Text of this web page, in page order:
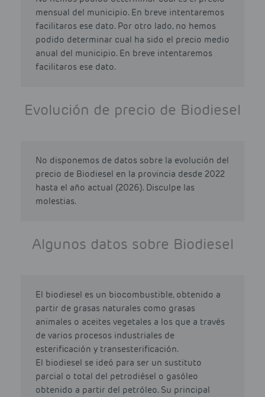
mensual del municipio. En breve intentaremos
facilitaros ese dato. Por otro lado, no hemos
podido determinar cual ha sido el precio medio
anual del municipio. En breve intentaremos
facilitaros ese dato.
Evolución de precio de Biodiesel
No disponemos de datos sobre la evolución del
precio de Biodiesel en la provincia desde 2022
hasta el año actual (2026). Disculpe las
molestias.
Algunos datos sobre Biodiesel
El biodiesel es un biocombustible, obtenido a
partir de grasas naturales como grasas
animales o aceites vegetales a los que a través
de varios procesos industriales de
esterificación y transesterificación.
El biodiesel se ideó para ser un sustituto
parcial o total del petrodiésel o gasóleo
obtenido a partir del petróleo. Su principal